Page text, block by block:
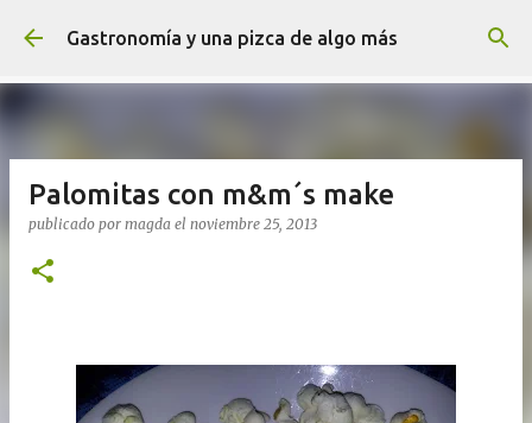
Ir al contenido principal
Gastronomía y una pizca de algo más
Palomitas con m&m´s make
publicado por magda el noviembre 25, 2013